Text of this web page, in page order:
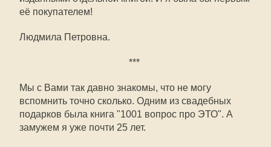
её покупателем!
Людмила Петровна.
***
Мы с Вами так давно знакомы, что не могу
вспомнить точно сколько. Одним из свадебных
подарков была книга "1001 вопрос про ЭТО". А
замужем я уже почти 25 лет.